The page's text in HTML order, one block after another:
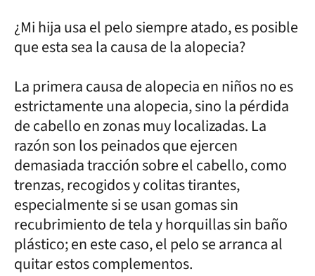
¿Mi hija usa el pelo siempre atado, es posible
que esta sea la causa de la alopecia?
La primera causa de alopecia en niños no es
estrictamente una alopecia, sino la pérdida
de cabello en zonas muy localizadas. La
razón son los peinados que ejercen
demasiada tracción sobre el cabello, como
trenzas, recogidos y colitas tirantes,
especialmente si se usan gomas sin
recubrimiento de tela y horquillas sin baño
plástico; en este caso, el pelo se arranca al
quitar estos complementos.